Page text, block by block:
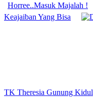
Horree..Masuk Majalah !
Keajaiban Yang Bisa
TK Theresia Gunung Kidul